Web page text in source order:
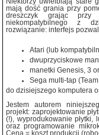
mają dość grania przy
dreszczyk grając przy
niekompatybilnego z
rozwiązanie: interfejs
Atari (lub
dwuprzyciskowe
manetki Genesis, 3
Sega multi-tap
do dzisiejszego komputera
Jestem autorem
projekt: zaprojektowanie
(!), wyprodukowanie płytki,
oraz programowanie
Cena = koszt produkcji